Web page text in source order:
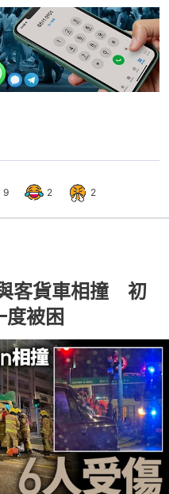
9 2 2
客貨車相撞 初
被困